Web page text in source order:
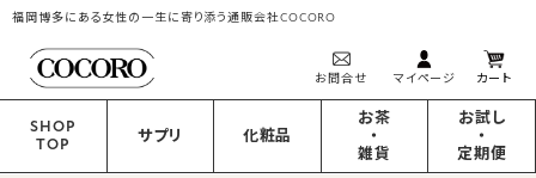
福岡博多にある女性の一生に寄り添う通販会社COCORO
お問合せ マイページ カート
SHOP
TOP
サプリ 化粧品
お茶
・
雑貨
お試し
・
定期便